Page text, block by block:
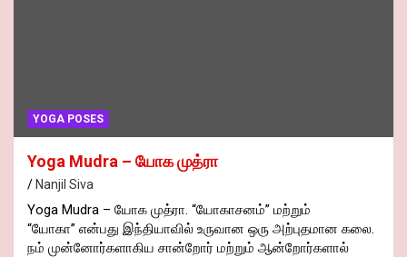
YOGA POSES
Yoga Mudra – யோக முத்ரா
Nanjil Siva
Yoga Mudra – யோக முத்ரா. “யோகாசனம்” மற்றும்
“யோகா” என்பது இந்தியாவில் உருவான ஒரு அற்புதமான கலை.
நம் முன்னோர்களாகிய சான்றோர் மற்றும் ஆன்றோர்களால்